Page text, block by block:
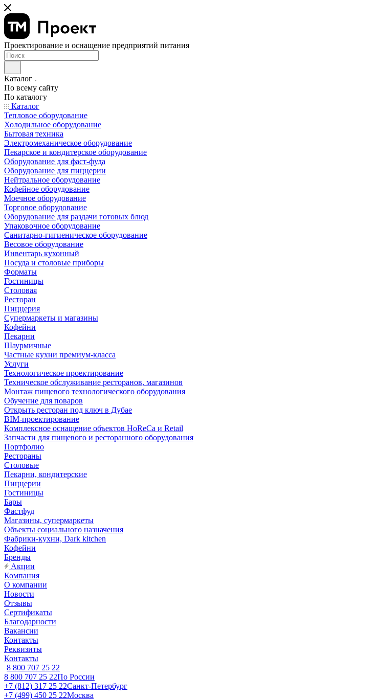
Проектирование и оснащение предприятий питания
Каталог
По всему сайту
По каталогу
Каталог
Тепловое оборудование
Холодильное оборудование
Бытовая техника
Электромеханическое оборудование
Пекарское и кондитерское оборудование
Оборудование для фаст-фуда
Оборудование для пиццерии
Нейтральное оборудование
Кофейное оборудование
Моечное оборудование
Торговое оборудование
Оборудование для раздачи готовых блюд
Упаковочное оборудование
Санитарно-гигиеническое оборудование
Весовое оборудование
Инвентарь кухонный
Посуда и столовые приборы
Форматы
Гостиницы
Столовая
Ресторан
Пиццерия
Супермаркеты и магазины
Кофейни
Пекарни
Шаурмичные
Частные кухни премиум-класса
Услуги
Технологическое проектирование
Техническое обслуживание ресторанов, магазинов
Монтаж пищевого технологического оборудования
Обучение для поваров
Открыть ресторан под ключ в Дубае
BIM-проектирование
Комплексное оснащение объектов HoReCa и Retail
Запчасти для пищевого и ресторанного оборудования
Портфолио
Рестораны
Столовые
Пекарни, кондитерские
Пиццерии
Гостиницы
Бары
Фастфуд
Магазины, супермаркеты
Объекты социального назначения
Фабрики-кухни, Dark kitchen
Кофейни
Бренды
Акции
Компания
О компании
Новости
Отзывы
Сертификаты
Благодарности
Вакансии
Контакты
Реквизиты
Контакты
8 800 707 25 22
8 800 707 25 22По России
+7 (812) 317 25 22Санкт-Петербург
+7 (499) 450 25 22Москва